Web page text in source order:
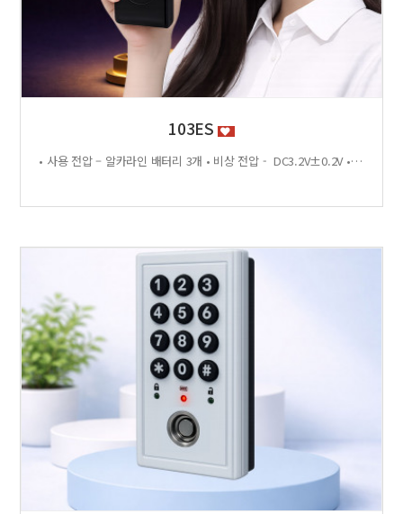
103ES
• 사용 전압 – 알카라인 배터리 3개 • 비상 전압 - DC3.2V±0.2V • 전력 소비량 – 정전류 : ≤30μA 동작전류 : ≤150 MA • 사용 환경 – 온도 : 0℃ ~ +70℃ 습도 : RH 20% ~ RH95%RH 사용방법 < 잠금방법 > - 비밀번호 4자리 숫자를 입력하면 문이 자동으로 잠깁니다. < 찾는방법> - 입력했던 비밀번호 4자리 숫자를 누르면 자동으로 문이 열립니다. - 비밀번호를 잊었을 경우 마스터키 사용 가능 특징 - 마스터키 10개까지 등록가능 - 버튼백라이트 - 배터리 방전 시 외부전원 공급기 사용가능 - 자동/수동 잠금 설정 가능 - 마스터 비밀번호 설정 가능 - 무음모드 가능 - 125Khz [이 게시물은 관리자님에 의해 2026-06-18 11:43:04 제품소개에서 복사 됨]